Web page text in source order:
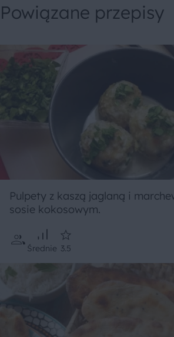
Powiązane przepisy
Pulpety z kaszą jaglaną i
sosie kokosowym.
Średnie 3.5